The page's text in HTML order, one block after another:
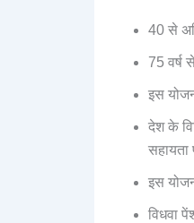
40 से
75 वर्ष
इस
देश के
इस
विधवा